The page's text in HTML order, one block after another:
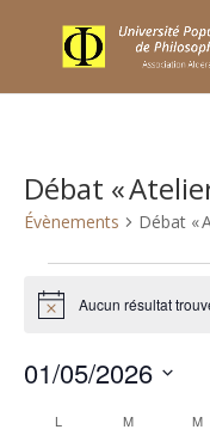
Débat «
Évènements Débat «
Évènements
Notice Aucun résultat
01/05/2026
Calendrier
L MMARDI M